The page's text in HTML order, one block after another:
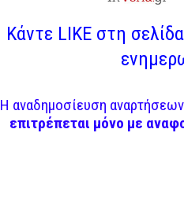
Κάντε LIKE στη
Η αναδημοσίευση
επιτρέπεται μόνο με